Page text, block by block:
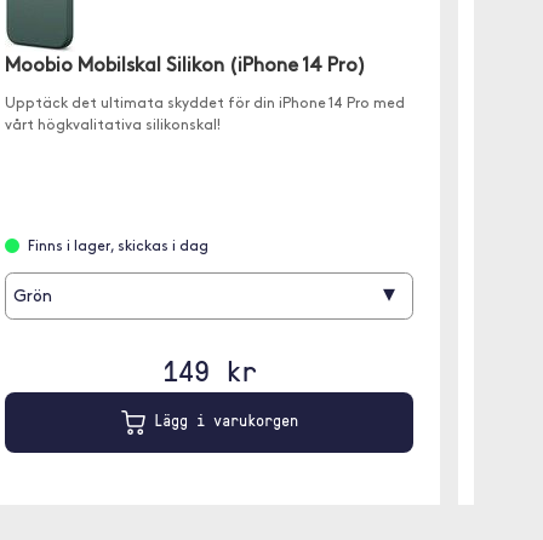
Moobio Mobilskal Silikon (iPhone 14 Pro)
Upptäck det ultimata skyddet för din iPhone 14 Pro med
vårt högkvalitativa silikonskal!
Finns i lager, skickas i dag
Grön ▾
149 kr
Lägg i varukorgen